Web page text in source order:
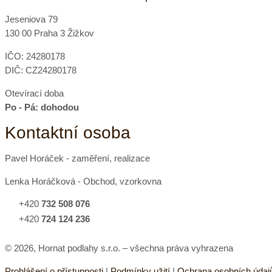
Jeseniova 79
130 00 Praha 3 Žižkov
IČO: 24280178
DIČ: CZ24280178
Otevírací doba
Po - Pá: dohodou
Kontaktní osoba
Pavel Horáček - zaměření, realizace
Lenka Horáčková - Obchod, vzorkovna
+420 732 508 076
+420 724 124 236
© 2026, Hornat podlahy s.r.o. – všechna práva vyhrazena